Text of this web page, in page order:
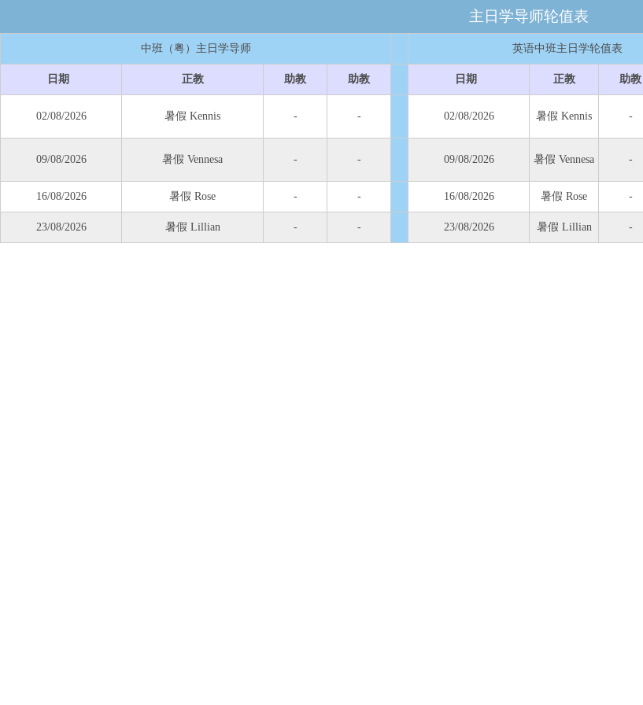
主日学导师轮值表
中班（粤）主日学导师 英语中班主日学轮值表
日期 正教 助教 助教 日期 正教 助教
02/08/2026 暑假 Kennis - - 02/08/2026 暑假 Kennis -
09/08/2026 暑假 Vennesa - - 09/08/2026 暑假 Vennesa -
16/08/2026 暑假 Rose - - 16/08/2026 暑假 Rose -
23/08/2026 暑假 Lillian - - 23/08/2026 暑假 Lillian -